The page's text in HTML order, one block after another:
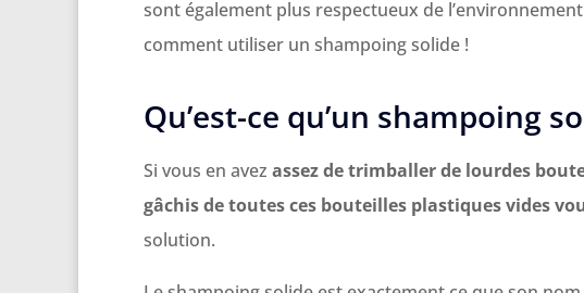
sont également plus respectueux de
comment utiliser un shampoing solide !
Qu’est-ce qu’un shampoing
Si vous en avez assez de trimballer de lourdes
gâchis de toutes ces bouteilles plastiques vides
solution.